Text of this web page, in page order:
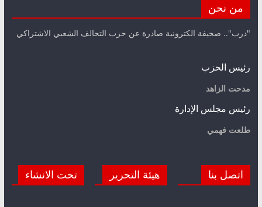
من نحن
"درب".. صحيفة الكترونية صادرة عن حزب التحالف الشعبي الاشتراكي
رئيس الحزب
مدحت الزاهد
رئيس مجلس الإدارة
طلعت فهمي
اتصل بنا هيئة التحرير تحت الانشاء